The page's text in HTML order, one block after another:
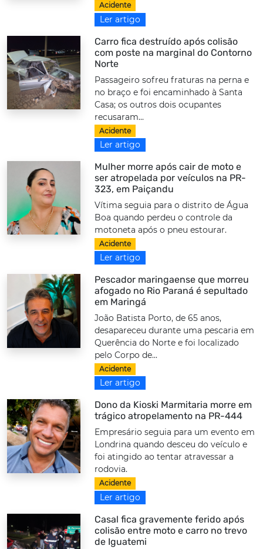
Acidente
Ler artigo
Carro fica destruído após colisão
com poste na marginal do Contorno
Norte
Passageiro sofreu fraturas na perna e
no braço e foi encaminhado à Santa
Casa; os outros dois ocupantes
recusaram...
Acidente
Ler artigo
Mulher morre após cair de moto e
ser atropelada por veículos na PR-
323, em Paiçandu
Vítima seguia para o distrito de Água
Boa quando perdeu o controle da
motoneta após o pneu estourar.
Acidente
Ler artigo
Pescador maringaense que morreu
afogado no Rio Paraná é sepultado
em Maringá
João Batista Porto, de 65 anos,
desapareceu durante uma pescaria em
Querência do Norte e foi localizado
pelo Corpo de...
Acidente
Ler artigo
Dono da Kioski Marmitaria morre em
trágico atropelamento na PR-444
Empresário seguia para um evento em
Londrina quando desceu do veículo e
foi atingido ao tentar atravessar a
rodovia.
Acidente
Ler artigo
Casal fica gravemente ferido após
colisão entre moto e carro no trevo
de Iguatemi